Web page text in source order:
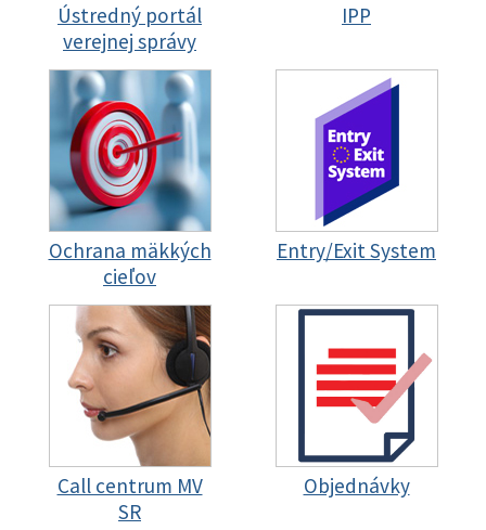
Ústredný portál
verejnej správy
IPP
Ochrana mäkkých
cieľov
Entry/Exit System
Call centrum MV
SR
Objednávky